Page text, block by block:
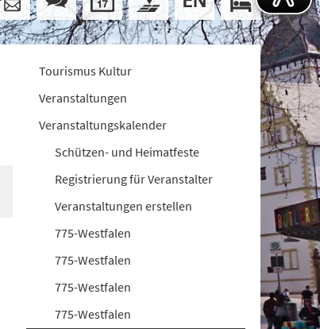
Tourismus Kultur
Veranstaltungen
Veranstaltungskalender
Schützen- und Heimatfeste
Registrierung für Veranstalter
Veranstaltungen erstellen
775-Westfalen
775-Westfalen
775-Westfalen
775-Westfalen